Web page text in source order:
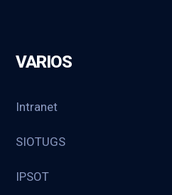
VARIOS
Intranet
SIOTUGS
IPSOT